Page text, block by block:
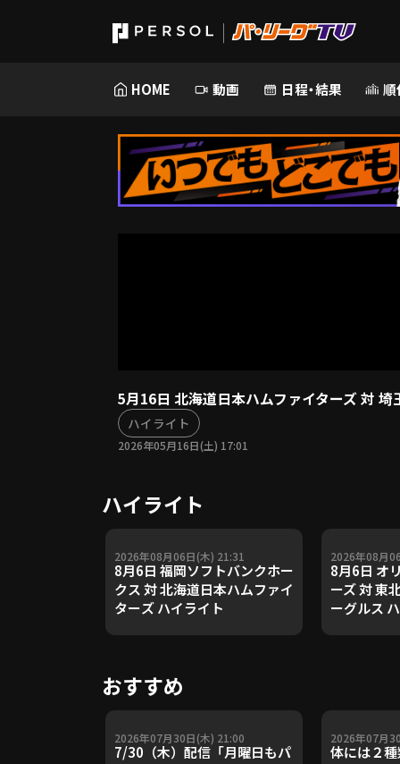
HOME 動画 日程・結果 順
5月16日 北海道日本ハムファイターズ 対
ハイライト
2026年05月16日(土) 17:01
ハイライト
2026年08月06日(木) 21:31
8月6日 福岡ソフトバンクホー
クス 対 北海道日本ハムファイ
ターズ ハイライト
2026年08月
8月6日 オ
ーズ 対 東
ーグルス
おすすめ
2026年07月30日(木) 21:00
7/30（木）配信「月曜日もパ
2026年07月
体には２